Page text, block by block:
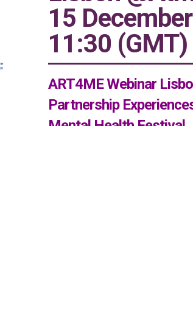
15
11:30 (GMT)
ART4ME Webinar
Partnership
Mental Health Festival